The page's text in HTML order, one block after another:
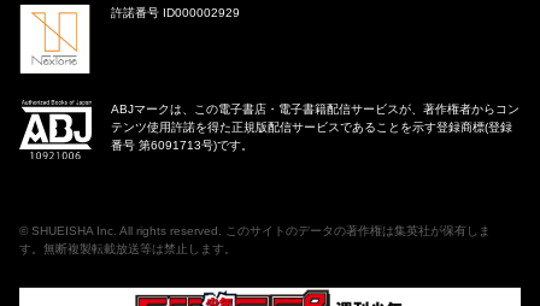
許諾番号 ID000002929
ABJマークは、この電子書店・電子書籍配信サービスが、著作権者からコン
テンツ使用許諾を得た正規版配信サービスであることを示す登録商標(登録
番号 第6091713号)です。
© SHUEISHA Inc. All rights reserved. このサイトのデータの著作権は集英社が保有しま
す。無断複製転載放送等は禁止します。